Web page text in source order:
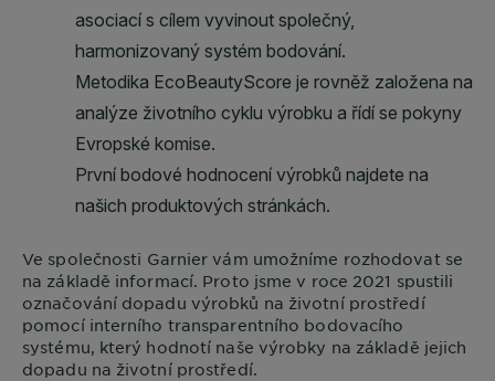
Ve společnosti Garnier vám umožníme rozhodovat se
na základě informací. Proto jsme v roce 2021 spustili
označování dopadu výrobků na životní prostředí
pomocí interního transparentního bodovacího
systému, který hodnotí naše výrobky na základě jejich
dopadu na životní prostředí.